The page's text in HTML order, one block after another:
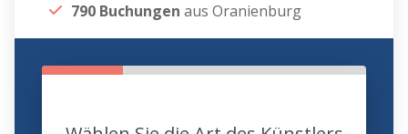
790 Buchungen aus Oranienburg